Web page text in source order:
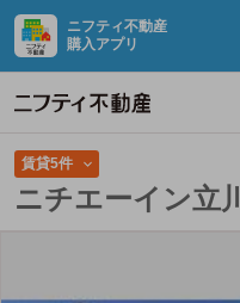
ニフティ不動産
購入アプリ
賃貸5件
ニチエーイン立川